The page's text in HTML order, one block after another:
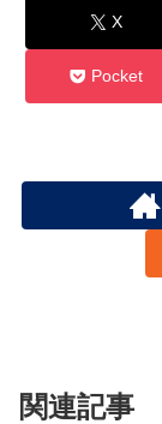
X
Pocket
関連記事